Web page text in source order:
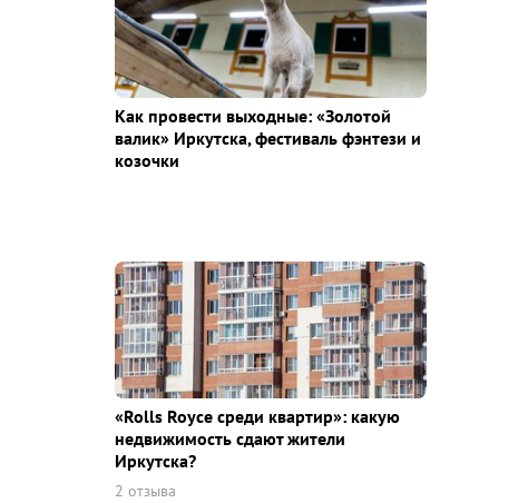
Как провести выходные: «Золотой
валик» Иркутска, фестиваль фэнтези и
козочки
«Rolls Royce среди квaртир»: какую
недвижимость сдают жители
Иркутска?
2 отзыва